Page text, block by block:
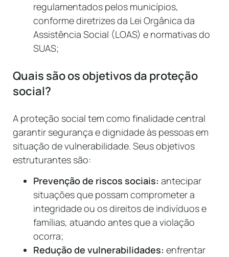
regulamentados pelos municípios,
conforme diretrizes da Lei Orgânica da
Assistência Social (LOAS) e normativas do
SUAS;
Quais são os objetivos da proteção
social?
A proteção social tem como finalidade central
garantir segurança e dignidade às pessoas em
situação de vulnerabilidade. Seus objetivos
estruturantes são:
Prevenção de riscos sociais: antecipar
situações que possam comprometer a
integridade ou os direitos de indivíduos e
famílias, atuando antes que a violação
ocorra;
Redução de vulnerabilidades: enfrentar